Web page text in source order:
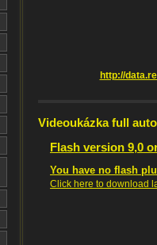
http://
Videoukázka full
Flash version 9,0
You have no flash
Click here to download